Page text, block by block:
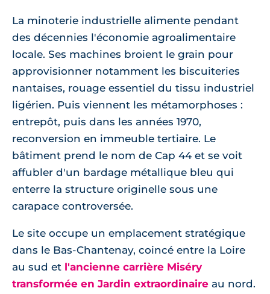
La minoterie industrielle alimente pendant
des décennies l'économie agroalimentaire
locale. Ses machines broient le grain pour
approvisionner notamment les biscuiteries
nantaises, rouage essentiel du tissu industriel
ligérien. Puis viennent les métamorphoses :
entrepôt, puis dans les années 1970,
reconversion en immeuble tertiaire. Le
bâtiment prend le nom de Cap 44 et se voit
affubler d'un bardage métallique bleu qui
enterre la structure originelle sous une
carapace controversée.
Le site occupe un emplacement stratégique
dans le Bas-Chantenay, coincé entre la Loire
au sud et l'ancienne carrière Miséry
transformée en Jardin extraordinaire au nord.